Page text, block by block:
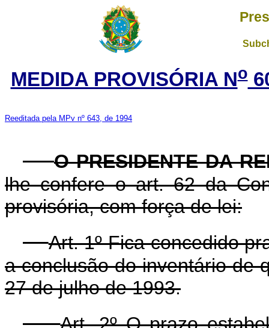
MEDIDA PROVISÓRIA No
Reeditada pela MPv nº 643, de 1994
O PRESIDENTE DA
lhe confere o art. 62 da
provisória, com força de lei:
Art. 1º Fica concedido
a conclusão do inventário de
27 de julho de 1993.